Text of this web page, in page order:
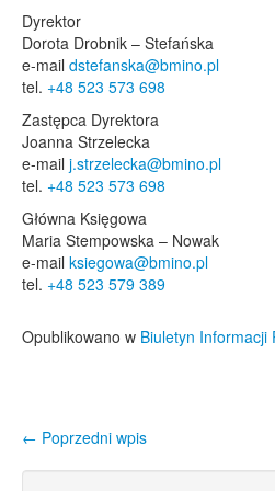
Dyrektor
Dorota Drobnik – Stefańska
e-mail dstefanska@bmino.pl
tel. +48 523 573 698
Zastępca Dyrektora
Joanna Strzelecka
e-mail j.strzelecka@bmino.pl
tel. +48 523 573 698
Główna Księgowa
Maria Stempowska – Nowak
e-mail ksiegowa@bmino.pl
tel. +48 523 579 389
Opublikowano w Biuletyn Informacji
Nawigacja wpisu
← Poprzedni wpis